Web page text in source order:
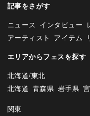
記事をさがす
ニュース インタビュー
アーティスト アイテム
エリアからフェスを探す
北海道/東北
北海道 青森県 岩手県
関東